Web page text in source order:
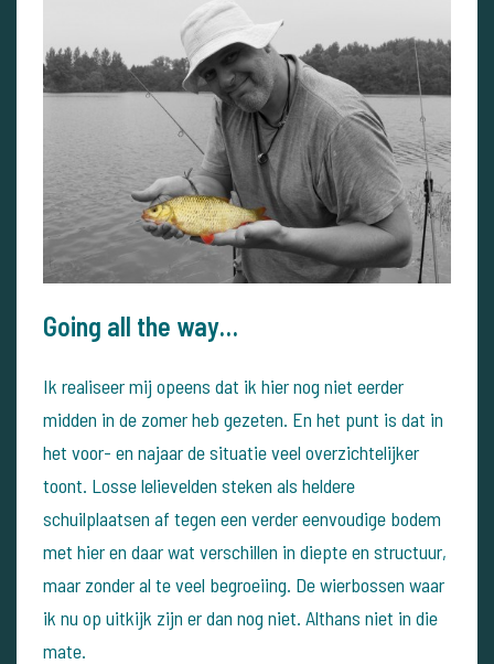
Going all the way…
Ik realiseer mij opeens dat ik hier nog niet eerder
midden in de zomer heb gezeten. En het punt is dat in
het voor- en najaar de situatie veel overzichtelijker
toont. Losse lelievelden steken als heldere
schuilplaatsen af tegen een verder eenvoudige bodem
met hier en daar wat verschillen in diepte en structuur,
maar zonder al te veel begroeiing. De wierbossen waar
ik nu op uitkijk zijn er dan nog niet. Althans niet in die
mate.